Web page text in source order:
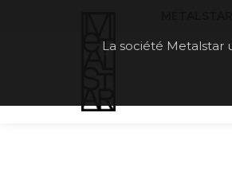
La société Metalstar